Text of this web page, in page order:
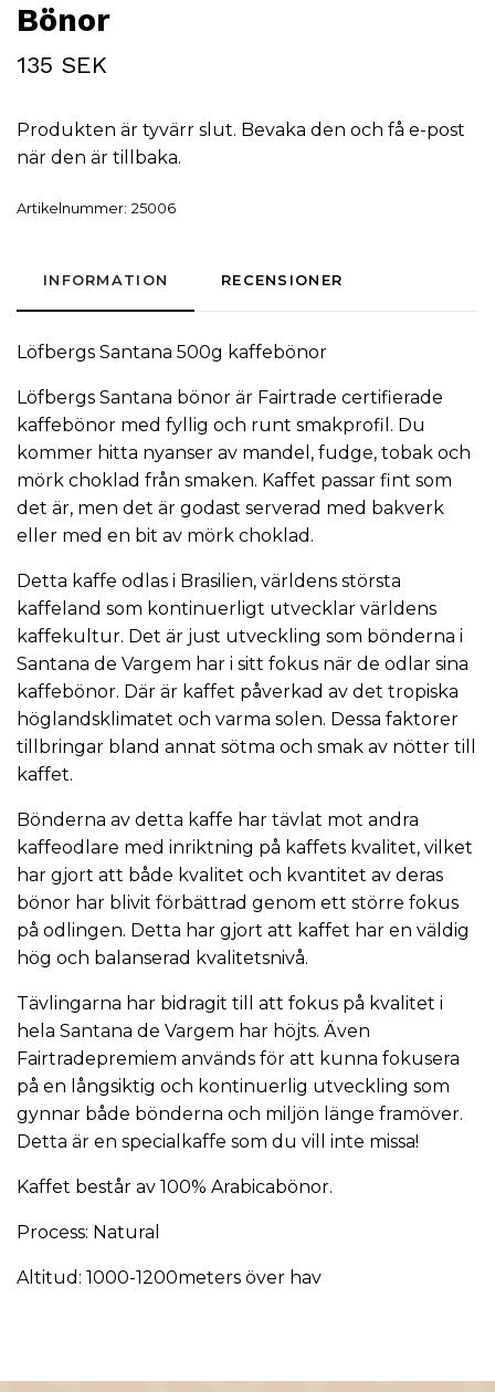
Bönor
135 SEK
Produkten är tyvärr slut. Bevaka den och få e-post
när den är tillbaka.
Artikelnummer: 25006
INFORMATION RECENSIONER
Löfbergs Santana 500g kaffebönor
Löfbergs Santana bönor är Fairtrade certifierade
kaffebönor med fyllig och runt smakprofil. Du
kommer hitta nyanser av mandel, fudge, tobak och
mörk choklad från smaken. Kaffet passar fint som
det är, men det är godast serverad med bakverk
eller med en bit av mörk choklad.
Detta kaffe odlas i Brasilien, världens största
kaffeland som kontinuerligt utvecklar världens
kaffekultur. Det är just utveckling som bönderna i
Santana de Vargem har i sitt fokus när de odlar sina
kaffebönor. Där är kaffet påverkad av det tropiska
höglandsklimatet och varma solen. Dessa faktorer
tillbringar bland annat sötma och smak av nötter till
kaffet.
Bönderna av detta kaffe har tävlat mot andra
kaffeodlare med inriktning på kaffets kvalitet, vilket
har gjort att både kvalitet och kvantitet av deras
bönor har blivit förbättrad genom ett större fokus
på odlingen. Detta har gjort att kaffet har en väldig
hög och balanserad kvalitetsnivå.
Tävlingarna har bidragit till att fokus på kvalitet i
hela Santana de Vargem har höjts. Även
Fairtradepremiem används för att kunna fokusera
på en långsiktig och kontinuerlig utveckling som
gynnar både bönderna och miljön länge framöver.
Detta är en specialkaffe som du vill inte missa!
Kaffet består av 100% Arabicabönor.
Process: Natural
Altitud: 1000-1200meters över hav